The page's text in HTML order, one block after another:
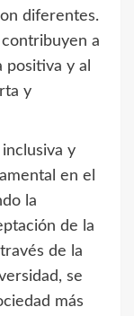
diferentes.
a
y al
y
y
en el
la
de la
de la
se
más